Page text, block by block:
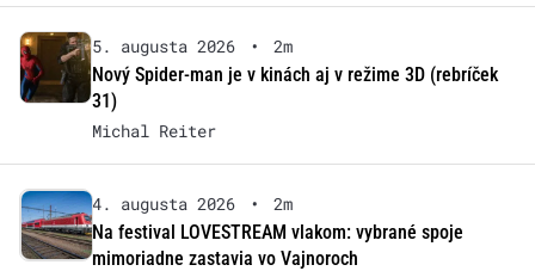
5. augusta 2026 •
2m
Nový Spider-man je v kinách aj v režime 3D (rebríček
31)
Michal Reiter
4. augusta 2026 •
2m
Na festival LOVESTREAM vlakom: vybrané spoje
mimoriadne zastavia vo Vajnoroch